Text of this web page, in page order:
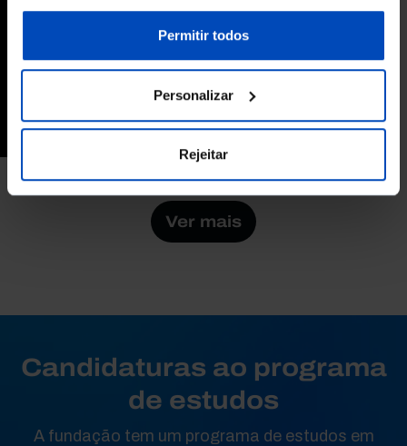
sobre cookies através da gestão de preferências ou da
Política de Cookies.
Permitir todos
Personalizar
Rejeitar
O papel do setor
energético na guerra
da Ucrânia
Ver mais
Candidaturas ao programa
de estudos
A fundação tem um programa de estudos em